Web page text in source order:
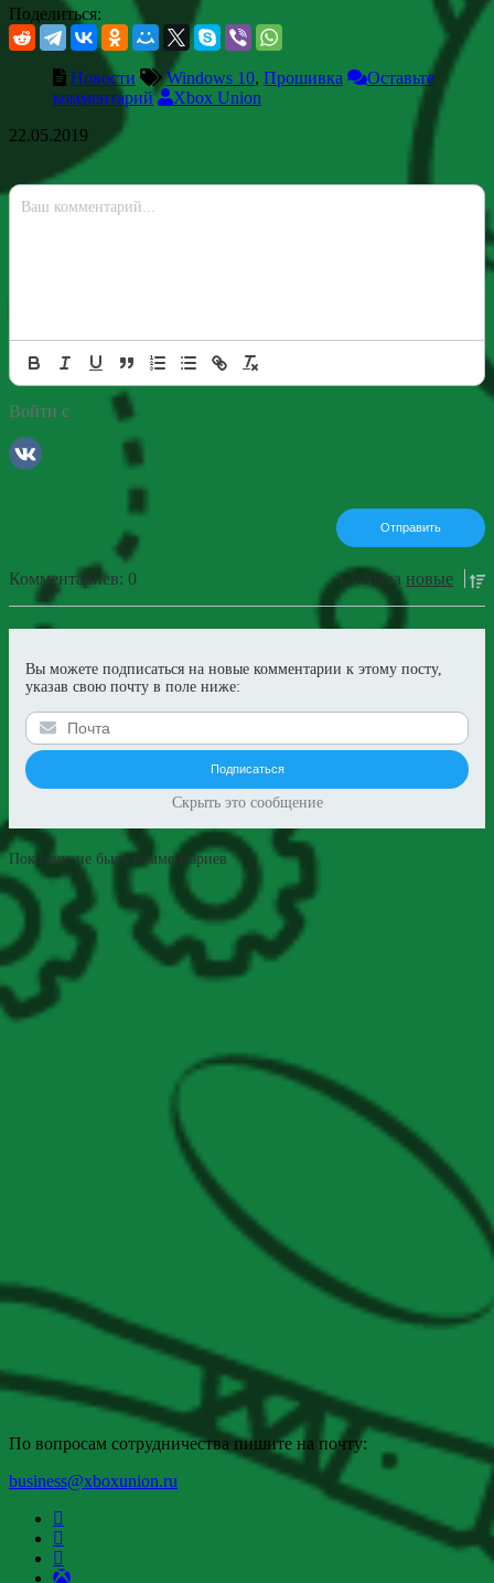
Поделиться:
Новости Windows 10, Прошивка
Оставьте
комментарий
Xbox Union
22.05.2019
Войти с
Комментариев: 0 Сначала новые
Вы можете подписаться на новые комментарии к этому посту,
указав свою почту в поле ниже:
Скрыть это сообщение
Пока еще не было комментариев
По вопросам сотрудничества пишите на почту:
business@xboxunion.ru